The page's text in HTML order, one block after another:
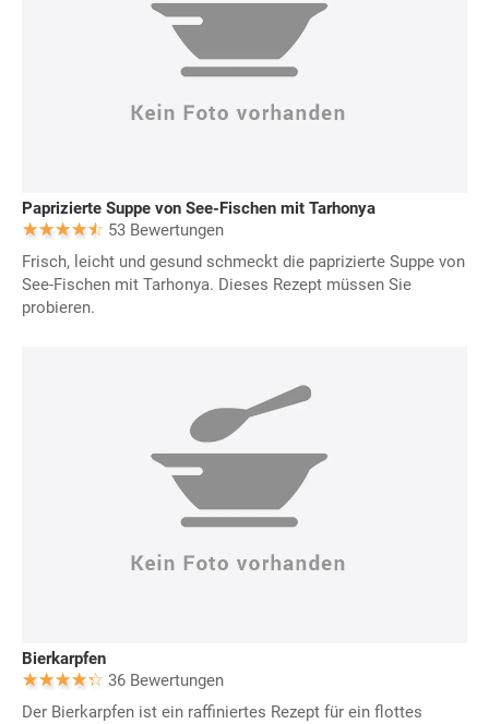
Paprizierte Suppe von See-Fischen mit Tarhonya
53 Bewertungen
Frisch, leicht und gesund schmeckt die paprizierte Suppe von
See-Fischen mit Tarhonya. Dieses Rezept müssen Sie
probieren.
Bierkarpfen
36 Bewertungen
Der Bierkarpfen ist ein raffiniertes Rezept für ein flottes